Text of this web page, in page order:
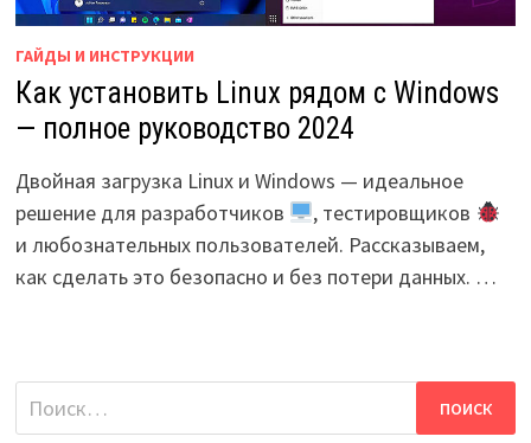
ГАЙДЫ И ИНСТРУКЦИИ
Как установить Linux рядом с Windows
— полное руководство 2024
Двойная загрузка Linux и Windows — идеальное
решение для разработчиков
, тестировщиков
и любознательных пользователей. Рассказываем,
как сделать это безопасно и без потери данных. …
Найти: